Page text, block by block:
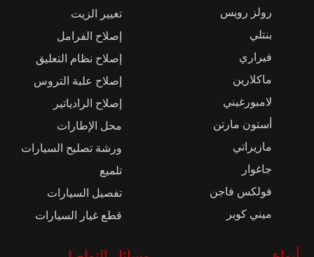
رولز رويس
بنتلي
فيراري
ماكلارين
لامبورغيني
أستون مارتن
مازيراتي
جاغوار
فولكس فاجن
ميني كوبر
تغيير الزيت
إصلاح الفرامل
إصلاح نظام التعليق
إصلاح علبة التروس
إصلاح الرادياتير
محل الإطارات
ورشة تصليح السيارات
تلميع
تفصيل السيارات
قطع غيار السيارات